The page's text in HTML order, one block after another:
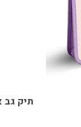
תיק גב